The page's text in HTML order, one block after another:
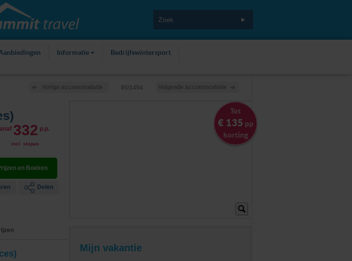
Informatie Bedrijfswintersport
85/1454
332 p.p.
incl. skipas
en Boeken
Delen
Tot
€ 135 pp
korting
Mijn vakantie